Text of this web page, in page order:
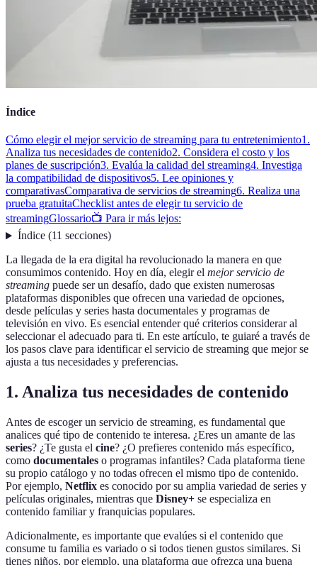
Índice
Cómo elegir el mejor servicio de streaming para tu entretenimiento1.
Analiza tus necesidades de contenido2. Considera el costo y los
planes de suscripción3. Evalúa la calidad del streaming4. Investiga
la compatibilidad de dispositivos5. Lee opiniones y
comparativasComparativa de servicios de streaming6. Realiza una
prueba gratuitaChecklist antes de elegir tu servicio de
streamingGlossario📺 Para ir más lejos:
Índice(11 secciones)
La llegada de la era digital ha revolucionado la manera en que
consumimos contenido. Hoy en día, elegir el mejor servicio de
streaming puede ser un desafío, dado que existen numerosas
plataformas disponibles que ofrecen una variedad de opciones,
desde películas y series hasta documentales y programas de
televisión en vivo. Es esencial entender qué criterios considerar al
seleccionar el adecuado para ti. En este artículo, te guiaré a través de
los pasos clave para identificar el servicio de streaming que mejor se
ajusta a tus necesidades y preferencias.
1. Analiza tus necesidades de contenido
Antes de escoger un servicio de streaming, es fundamental que
analices qué tipo de contenido te interesa. ¿Eres un amante de las
series? ¿Te gusta el cine? ¿O prefieres contenido más específico,
como documentales o programas infantiles? Cada plataforma tiene
su propio catálogo y no todas ofrecen el mismo tipo de contenido.
Por ejemplo, Netflix es conocido por su amplia variedad de series y
películas originales, mientras que Disney+ se especializa en
contenido familiar y franquicias populares.
Adicionalmente, es importante que evalúes si el contenido que
consume tu familia es variado o si todos tienen gustos similares. Si
tienes niños, por ejemplo, una plataforma que ofrezca una buena